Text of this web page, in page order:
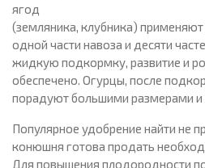
ягод
(земляника, клубника) применяют
одной части навоза и десяти
жидкую подкормку, развитие и
обеспечено. Огурцы, после
порадуют большими размерами и
Популярное удобрение найти не
конюшня готова продать
Для повышения плодородности